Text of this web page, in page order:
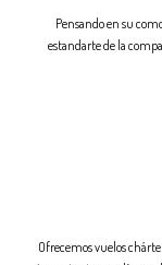
Pensando en su
estandarte de la
Ofrecemos vuelos